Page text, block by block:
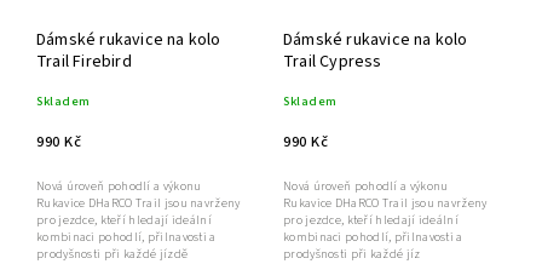
Dámské rukavice na kolo
Trail Firebird
Skladem
990 Kč
Nová úroveň pohodlí a výkonu
Rukavice DHaRCO Trail jsou navrženy
pro jezdce, kteří hledají ideální
kombinaci pohodlí, přilnavosti a
prodyšnosti při každé jízdě
Dámské rukavice na kolo
Trail Cypress
Skladem
990 Kč
Nová úroveň pohodlí a výkonu
Rukavice DHaRCO Trail jsou navrženy
pro jezdce, kteří hledají ideální
kombinaci pohodlí, přilnavosti a
prodyšnosti při každé jíz